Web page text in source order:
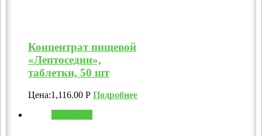
Концентрат пищевой
«Лептоседин»,
таблетки, 50 шт
Цена:1,116.00 Р Подробнее